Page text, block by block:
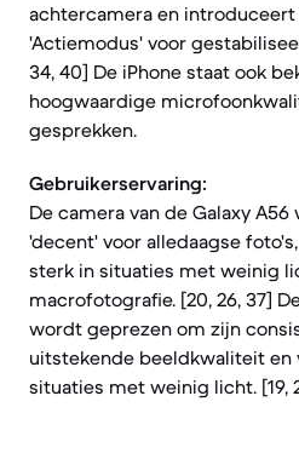
achtercamera en
'Actiemodus' voor
34, 40] De iPhone staat ook
hoogwaardige
gesprekken.
Gebruikerservaring:
De camera van de Galaxy
'decent' voor alledaagse
sterk in situaties met weinig
macrofotografie. [20, 26, 37]
wordt geprezen om zijn
uitstekende beeldkwaliteit en
situaties met weinig licht. [19,